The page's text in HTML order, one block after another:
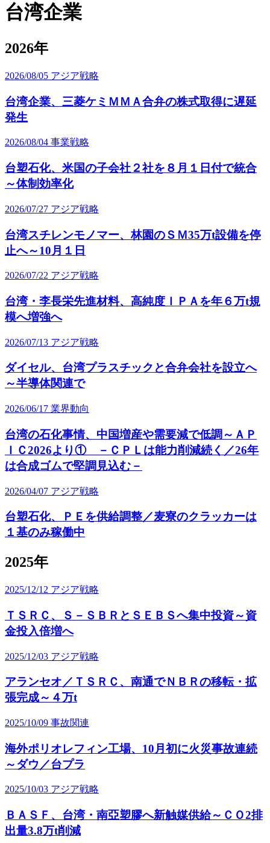
台湾企業
2026年
2026/08/05 アジア戦略
台湾企業、三菱ケミＭＭＡ合弁の株式取得に遅延
発生
2026/08/04 事業戦略
台塑石化、米国の子会社２社を８月１日付で統合
～体制効率化
2026/07/27 アジア戦略
台湾スチレンモノマー、林園のＳＭ35万t設備を停
止へ～10月１日
2026/07/22 アジア戦略
台湾・李長栄先進材料、高純度ＩＰＡを年６万t規
模へ増強へ
2026/07/13 アジア戦略
ダイセル、台湾プラスチックと合弁会社を設立へ
～半導体関連で
2026/06/17 業界動向
台湾の石化事情、中国増産や需要減で低調～ＡＰ
ＩＣ2026より① －ＣＰＬは能力削減続く／26年
は合成ゴムで堅調見込む－
2026/04/07 アジア戦略
台塑石化、ＰＥを供給調整／麦寮のクラッカーは
１基のみ稼働中
2025年
2025/12/12 アジア戦略
ＴＳＲＣ、Ｓ－ＳＢＲとＳＥＢＳへ集中投資～資
金投入倍増へ
2025/12/03 アジア戦略
アランセオ／ＴＳＲＣ、南通でＮＢＲの移転・拡
張完成～４万t
2025/10/09 事故関連
海外ポリオレフィン工場、10月初に火災事故連続
～ダウ／台プラ
2025/10/03 アジア戦略
ＢＡＳＦ、台湾・南亞塑膠へ新触媒供給～ＣＯ2排
出量3.8万t削減